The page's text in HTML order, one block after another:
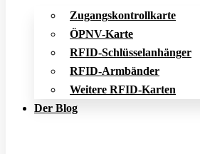
Zugangskontrollkarte
ÖPNV-Karte
RFID-Schlüsselanhänger
RFID-Armbänder
Weitere RFID-Karten
Der Blog